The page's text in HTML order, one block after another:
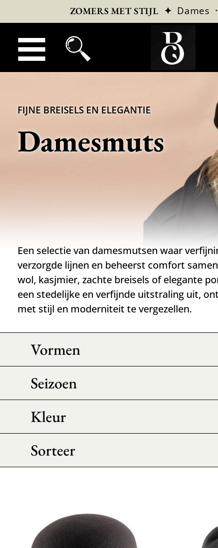
ZOMERS MET STIJL ✦ Dames
FIJNE BREISELS EN ELEGANTIE
Damesmuts
Een selectie van damesmutsen waar
verzorgde lijnen en beheerst comfort
wol, kasjmier, zachte breisels of elegante
een stedelijke en verfijnde uitstraling uit,
met stijl en moderniteit te vergezellen.
Vormen
Seizoen
Kleur
Sorteer